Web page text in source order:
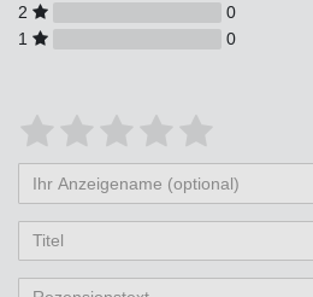
2
0
1
0
Bewertungssterne
von
5
4
von
5
3
von
5
2
von
5
1
von
5
Anzeigename
(optional)